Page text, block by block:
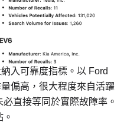
入可靠度指標。以 Ford
偏高，很大程度來自活躍
直接等同於實際故障率。